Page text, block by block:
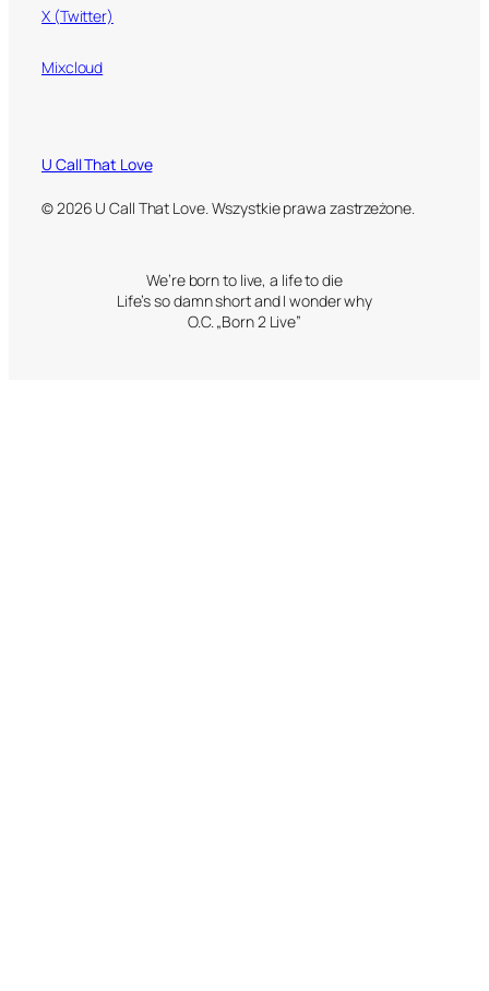
X (Twitter)
Mixcloud
U Call That Love
© 2026 U Call That Love. Wszystkie prawa zastrzeżone.
We’re born to live, a life to die
Life’s so damn short and I wonder why
O.C. „Born 2 Live”